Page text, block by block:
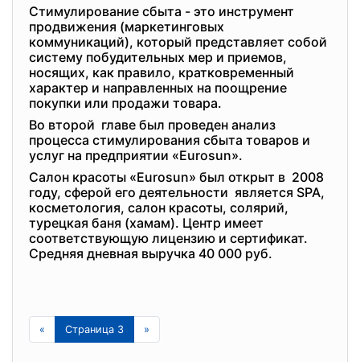
Cтимулирование сбыта - это инструмент
продвижения (маркетинговых
коммуникаций), который представляет собой
систему побудительных мер и приемов,
носящих, как правило, кратковременный
характер и направленных на поощрение
покупки или продажи товара.
Во второй главе был проведен анализ
процесса стимулирования сбыта товаров и
услуг на предприятии «Eurosun».
Салон красоты «Eurosun» был открыт в 2008
году, сферой его деятельности является SPA,
косметология, салон красоты, солярий,
турецкая баня (хамам). Центр имеет
соответствующую лицензию и сертификат.
Средняя дневная выручка 40 000 руб.
« Страница 3 »